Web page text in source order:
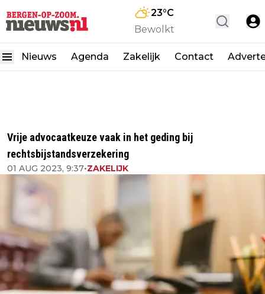
23°C
Bewolkt
Nieuws Agenda Zakelijk Contact
Vrije advocaatkeuze vaak in het geding bij
rechtsbijstandsverzekering
01 AUG 2023, 9:37•ZAKELIJK